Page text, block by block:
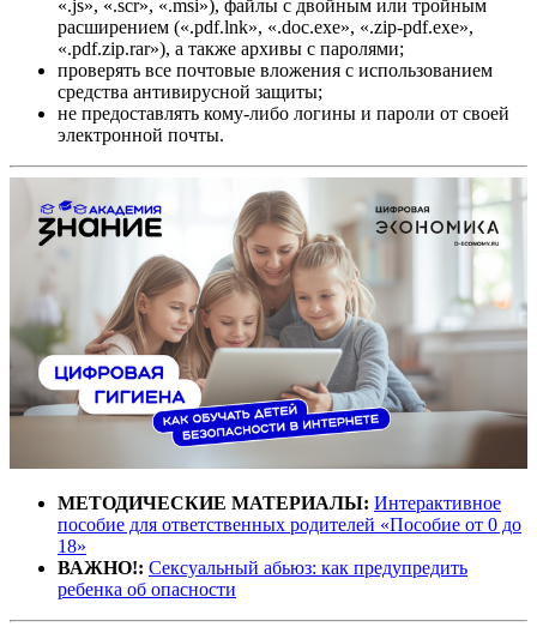
«.js», «.scr», «.msi»), файлы с двойным или тройным
расширением («.pdf.lnk», «.doc.exe», «.zip-pdf.exe»,
«.pdf.zip.rar»), а также архивы с паролями;
проверять все почтовые вложения с использованием
средства антивирусной защиты;
не предоставлять кому-либо логины и пароли от своей
электронной почты.
МЕТОДИЧЕСКИЕ МАТЕРИАЛЫ: Интерактивное
пособие для ответственных родителей «Пособие от 0 до
18»
ВАЖНО!: Сексуальный абьюз: как предупредить
ребенка об опасности